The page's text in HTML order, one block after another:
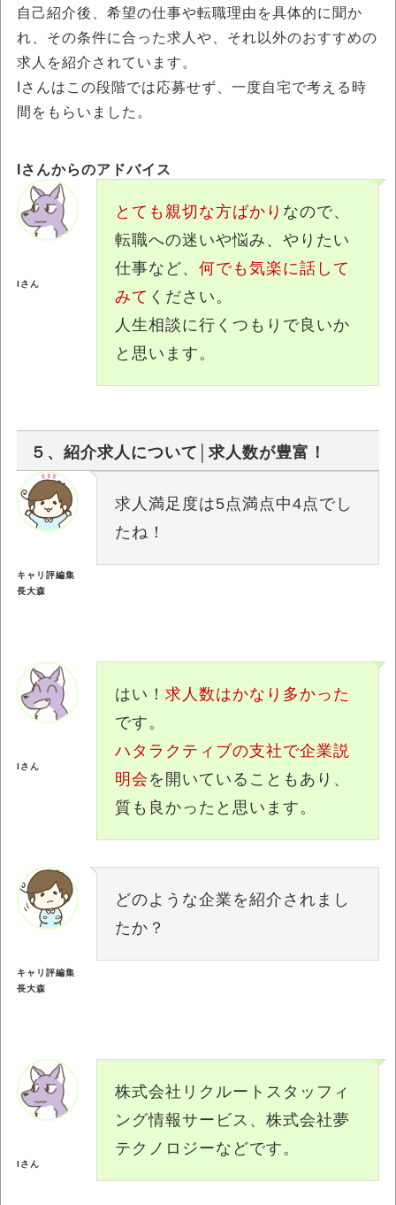
自己紹介後、希望の仕事や転職理由を具体的に聞か
れ、その条件に合った求人や、それ以外のおすすめの
求人を紹介されています。
Iさんはこの段階では応募せず、一度自宅で考える時
間をもらいました。
Iさんからのアドバイス
とても親切な方ばかり なので、
転職への迷いや悩み、やりたい
仕事など、 何でも気楽に話して
みて ください。
人生相談に行くつもりで良いか
と思います。
Iさん
５、紹介求人について│求人数が豊富！
キャリ評編集
長大森
求人満足度は5点満点中4点でし
たね！
はい！ 求人数はかなり多かった
です。
ハタラクティブの支社で企業説
明会 を開いていることもあり、
質も良かったと思います。
Iさん
キャリ評編集
長大森
どのような企業を紹介されまし
たか？
株式会社リクルートスタッフィ
ング情報サービス、株式会社夢
テクノロジーなどです。
Iさん